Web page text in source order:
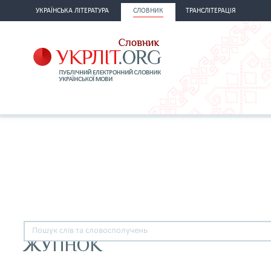
УКРАЇНСЬКА ЛІТЕРАТУРА СЛОВНИК ТРАНСЛІТЕРАЦІЯ
ЖУПНОК